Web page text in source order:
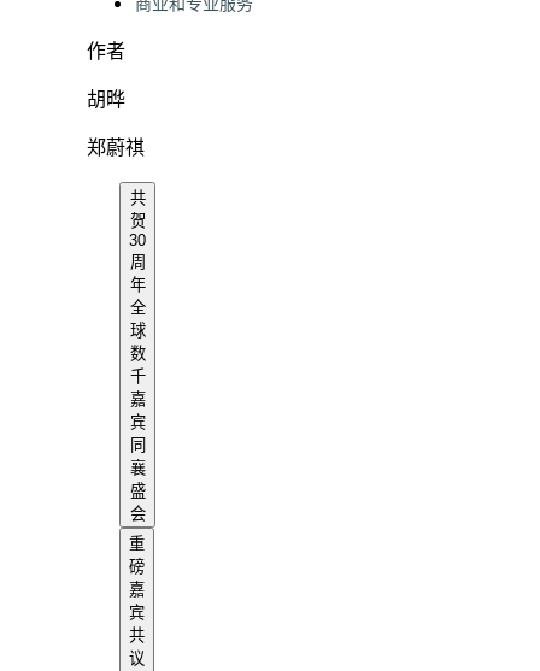
商业和专业服务
作者
胡晔
郑蔚祺
共
贺
30
周
年
全
球
数
千
嘉
宾
同
襄
盛
会
重
磅
嘉
宾
共
议